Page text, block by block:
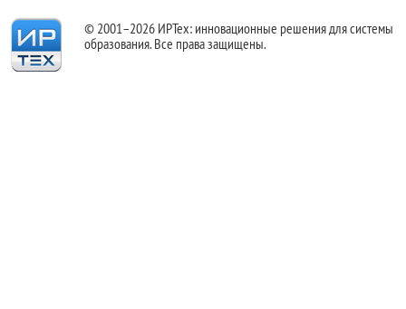
© 2001–2026 ИРТех: инновационные решения для системы
образования. Все права защищены.